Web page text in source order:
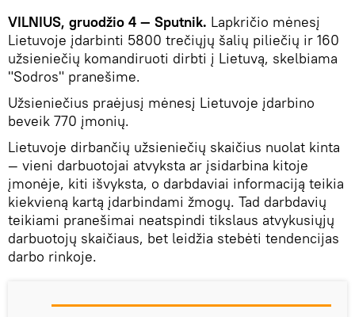
VILNIUS, gruodžio 4 — Sputnik. Lapkričio mėnesį
Lietuvoje įdarbinti 5800 trečiųjų šalių piliečių ir 160
užsieniečių komandiruoti dirbti į Lietuvą, skelbiama
"Sodros" pranešime.
Užsieniečius praėjusį mėnesį Lietuvoje įdarbino
beveik 770 įmonių.
Lietuvoje dirbančių užsieniečių skaičius nuolat kinta
— vieni darbuotojai atvyksta ar įsidarbina kitoje
įmonėje, kiti išvyksta, o darbdaviai informaciją teikia
kiekvieną kartą įdarbindami žmogų. Tad darbdavių
teikiami pranešimai neatspindi tikslaus atvykusiųjų
darbuotojų skaičiaus, bet leidžia stebėti tendencijas
darbo rinkoje.